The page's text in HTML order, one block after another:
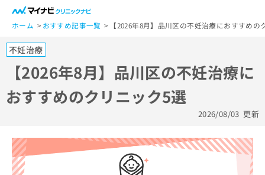
ホーム おすすめ記事一覧 【2026年8月】品川区の不妊治療におすすめの
不妊治療
【2026年8月】品川区の不妊治療に
おすすめのクリニック5選
2026/08/03 更新
一
般
ー
ザ
ー
の
方
ち
ら